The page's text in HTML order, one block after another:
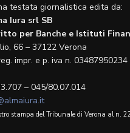
testata giornalistica edita da:
Iura srl SB
per Banche e Istituti
66 – 37122 Verona
impr. e p. iva n. 03487950234
– 045/80.07.014
stampa del Tribunale di Verona al n.